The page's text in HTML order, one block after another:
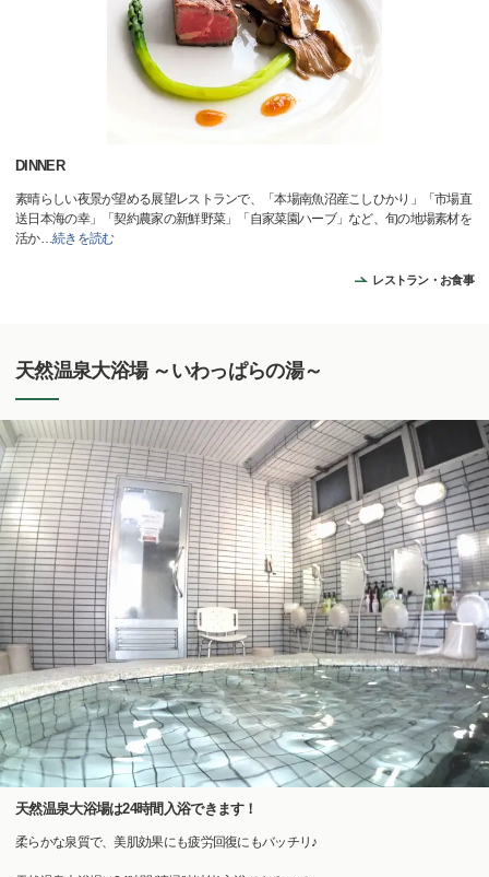
DINNER
素晴らしい夜景が望める展望レストランで、「本場南魚沼産こしひかり」「市場直
送日本海の幸」「契約農家の新鮮野菜」「自家菜園ハーブ」など、旬の地場素材を
活か…続きを読む
レストラン・お食事
天然温泉大浴場 ～いわっぱらの湯～
天然温泉大浴場は24時間入浴できます！
柔らかな泉質で、美肌効果にも疲労回復にもバッチリ♪